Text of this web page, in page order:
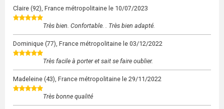
Claire (92), France métropolitaine le 10/07/2023
Très bien. Confortable. . Très bien adapté.
Dominique (77), France métropolitaine le 03/12/2022
Très facile à porter et sait se faire oublier.
Madeleine (43), France métropolitaine le 29/11/2022
Très bonne qualité